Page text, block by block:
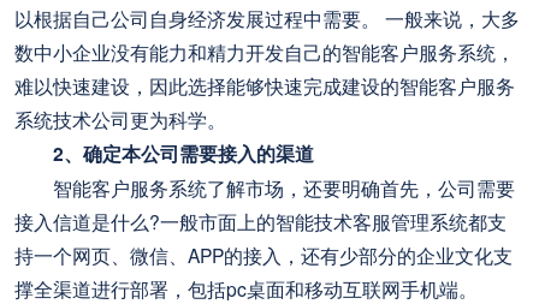
以根据自己公司自身经济发展过程中需要。 一般来说，大多
数中小企业没有能力和精力开发自己的智能客户服务系统，
难以快速建设，因此选择能够快速完成建设的智能客户服务
系统技术公司更为科学。
2、确定本公司需要接入的渠道
智能客户服务系统了解市场，还要明确首先，公司需要
接入信道是什么?一般市面上的智能技术客服管理系统都支
持一个网页、微信、APP的接入，还有少部分的企业文化支
撑全渠道进行部署，包括pc桌面和移动互联网手机端。